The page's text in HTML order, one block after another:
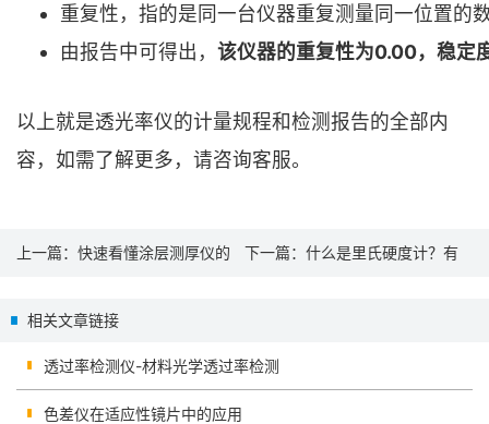
重复性，指的是同一台仪器重复测量同一位置的
由报告中可得出， 该仪器的重复性为0.00，稳定
以上就是透光率仪的计量规程和检测报告的全部内
容，如需了解更多，请咨询客服。
上一篇： 快速看懂涂层测厚仪的 下一篇： 什么是里氏硬度计？有
相关文章链接
透过率检测仪-材料光学透过率检测
色差仪在适应性镜片中的应用